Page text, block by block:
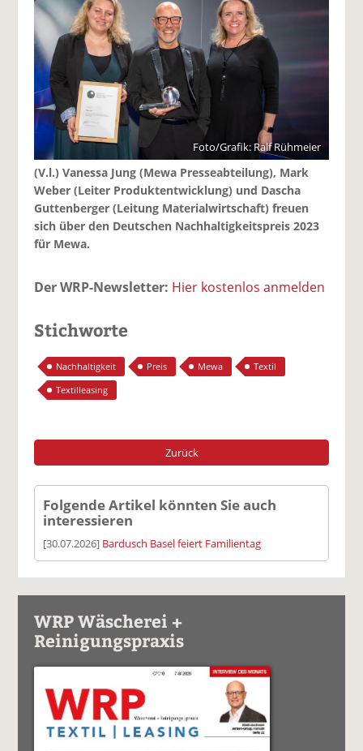
Foto/Grafik: Ralf Rühmeier
(V.l.) Vanessa Jung (Mewa Presseabteilung), Mark
Weber (Leiter Produktentwicklung) und Dascha
Guttenberger (Leitung Materialwirtschaft) freuen
sich über den Deutschen Nachhaltigkeitspreis 2023
für Mewa.
Der WRP-Newsletter: Hier kostenlos anmelden
Stichworte
Nachhaltigkeit Preis Mewa
Textil
Textilleasing
Zurück
Folgende Artikel könnten Sie auch
interessieren
[30.07.2026] Bardusch Basel feiert Familientag
WRP Wäscherei +
Reinigungspraxis